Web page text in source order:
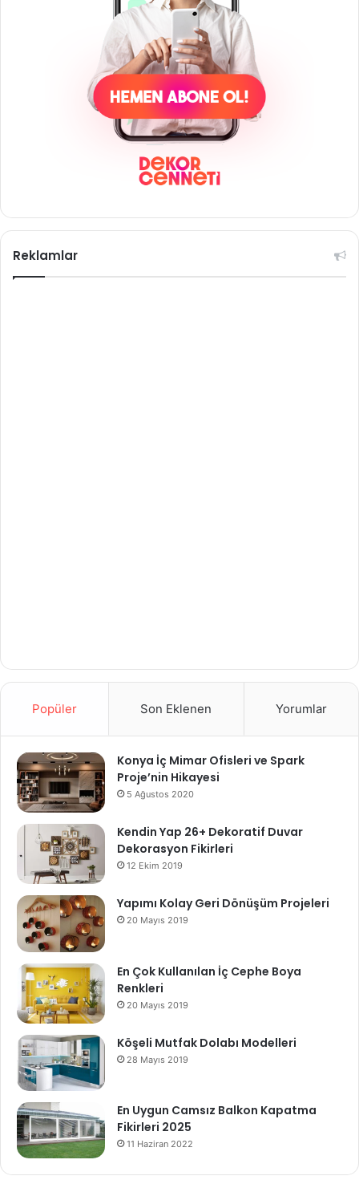
Reklamlar
Popüler Son Eklenen Yorumlar
Konya İç Mimar Ofisleri ve Spark
Proje’nin Hikayesi
5 Ağustos 2020
Kendin Yap 26+ Dekoratif Duvar
Dekorasyon Fikirleri
12 Ekim 2019
Yapımı Kolay Geri Dönüşüm Projeleri
20 Mayıs 2019
En Çok Kullanılan İç Cephe Boya
Renkleri
20 Mayıs 2019
Köşeli Mutfak Dolabı Modelleri
28 Mayıs 2019
En Uygun Camsız Balkon Kapatma
Fikirleri 2025
11 Haziran 2022